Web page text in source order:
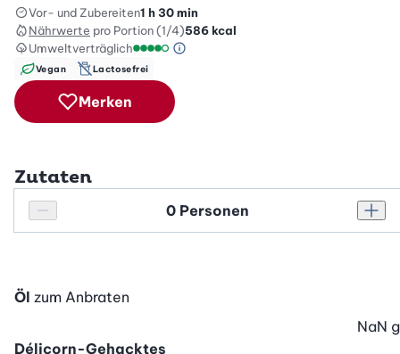
Vor- und Zubereiten1 h 30 min
Nährwerte pro Portion (1/4)586kcal
Umweltverträglich
Green Betty Skala Info
Vegan Lactosefrei
Merken
Zutaten
Personenanzahl verringern
Personenanzahl
Öl zum Anbraten
Délicorn-Gehacktes
NaN g